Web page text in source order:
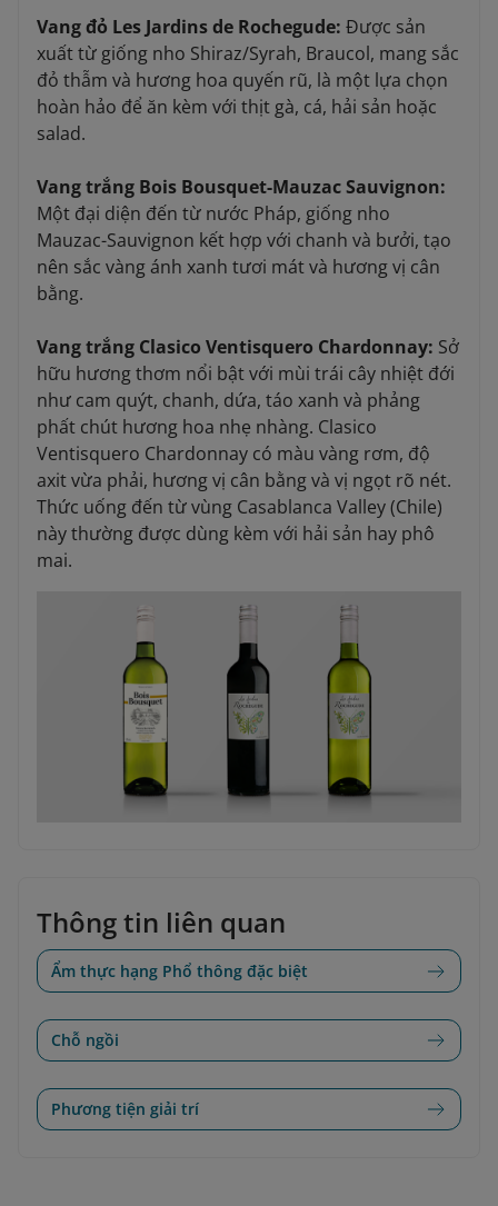
Vang đỏ Les Jardins de Rochegude: Được sản
xuất từ giống nho Shiraz/Syrah, Braucol, mang sắc
đỏ thẫm và hương hoa quyến rũ, là một lựa chọn
hoàn hảo để ăn kèm với thịt gà, cá, hải sản hoặc
salad.
Vang trắng Bois Bousquet-Mauzac Sauvignon:
Một đại diện đến từ nước Pháp, giống nho
Mauzac-Sauvignon kết hợp với chanh và bưởi, tạo
nên sắc vàng ánh xanh tươi mát và hương vị cân
bằng.
Vang trắng Clasico Ventisquero Chardonnay: Sở
hữu hương thơm nổi bật với mùi trái cây nhiệt đới
như cam quýt, chanh, dứa, táo xanh và phảng
phất chút hương hoa nhẹ nhàng. Clasico
Ventisquero Chardonnay có màu vàng rơm, độ
axit vừa phải, hương vị cân bằng và vị ngọt rõ nét.
Thức uống đến từ vùng Casablanca Valley (Chile)
này thường được dùng kèm với hải sản hay phô
mai.
Thông tin liên quan
Ẩm thực hạng Phổ thông đặc biệt
Chỗ ngồi
Phương tiện giải trí